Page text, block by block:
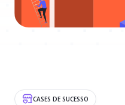
CASES DE SUCESSO